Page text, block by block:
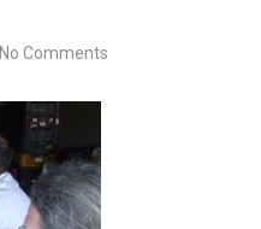
No Comments